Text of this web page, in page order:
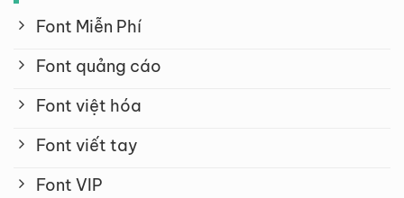
Font Miễn Phí
Font quảng cáo
Font việt hóa
Font viết tay
Font VIP